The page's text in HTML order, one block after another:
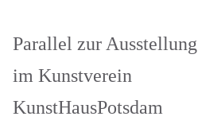
Parallel zur Ausstellung
im Kunstverein
KunstHausPotsdam